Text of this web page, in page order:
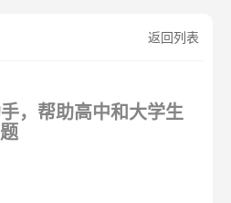
返回列表
，帮助高中和大学生